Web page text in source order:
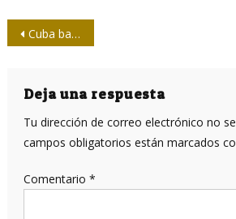
Navegación
entradas
Cuba bajo etiquetas: Cómo Washington sataniza a un país
Deja una respuesta
Tu dirección de correo electrónico no
campos obligatorios están marcados
Comentario *